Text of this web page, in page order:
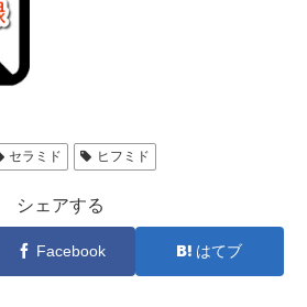
セラミド ヒフミド
シェアする
Facebook はてブ